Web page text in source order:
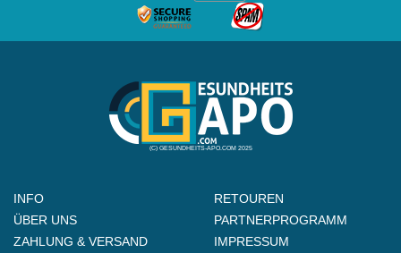
(C) GESUNDHEITS-APO.COM 2025
INFO
ÜBER UNS
ZAHLUNG & VERSAND
RETOUREN
PARTNERPROGRAMM
IMPRESSUM